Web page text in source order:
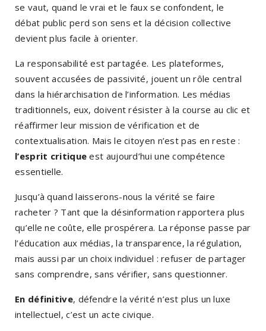
se vaut, quand le vrai et le faux se confondent, le
débat public perd son sens et la décision collective
devient plus facile à orienter.
La responsabilité est partagée. Les plateformes,
souvent accusées de passivité, jouent un rôle central
dans la hiérarchisation de l’information. Les médias
traditionnels, eux, doivent résister à la course au clic et
réaffirmer leur mission de vérification et de
contextualisation. Mais le citoyen n’est pas en reste :
l’esprit critique est aujourd’hui une compétence
essentielle.
Jusqu’à quand laisserons-nous la vérité se faire
racheter ? Tant que la désinformation rapportera plus
qu’elle ne coûte, elle prospérera. La réponse passe par
l’éducation aux médias, la transparence, la régulation,
mais aussi par un choix individuel : refuser de partager
sans comprendre, sans vérifier, sans questionner.
En définitive, défendre la vérité n’est plus un luxe
intellectuel, c’est un acte civique.